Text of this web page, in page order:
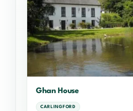
Ghan House
CARLINGFORD